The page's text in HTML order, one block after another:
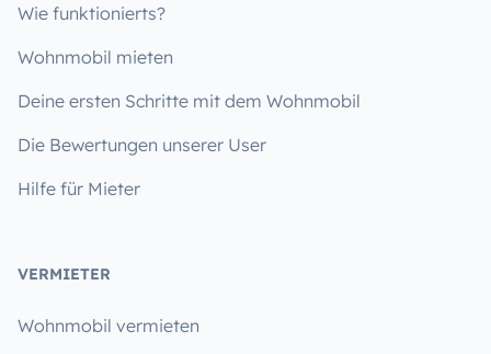
Wie funktionierts?
Wohnmobil mieten
Deine ersten Schritte mit dem Wohnmobil
Die Bewertungen unserer User
Hilfe für Mieter
VERMIETER
Wohnmobil vermieten